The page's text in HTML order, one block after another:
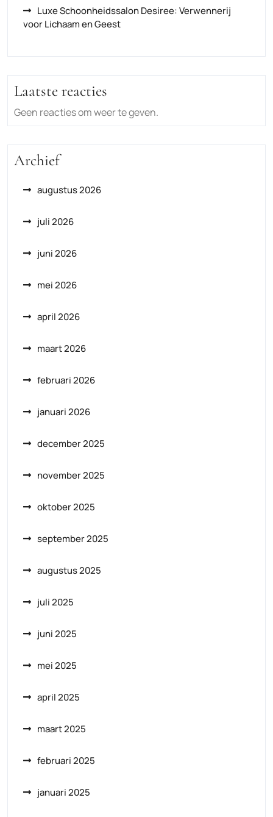
Luxe Schoonheidssalon Desiree: Verwennerij
voor Lichaam en Geest
Laatste reacties
Geen reacties om weer te geven.
Archief
augustus 2026
juli 2026
juni 2026
mei 2026
april 2026
maart 2026
februari 2026
januari 2026
december 2025
november 2025
oktober 2025
september 2025
augustus 2025
juli 2025
juni 2025
mei 2025
april 2025
maart 2025
februari 2025
januari 2025